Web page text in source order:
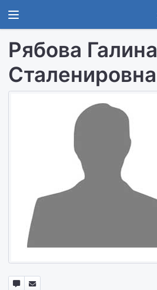
Рябова Галина
Сталенировна